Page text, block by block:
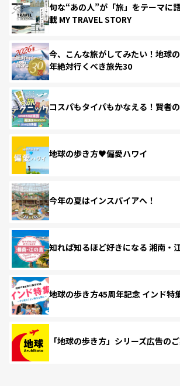
旬な“あの人”が「旅」をテーマに
載 MY TRAVEL STORY
今、こんな旅がしてみたい！地球
年絶対行くべき旅先30
コスパもタイパもかなえる！賢者
地球の歩き方♥偏愛ハワイ
今年の夏はインスパイアへ！
知れば知るほど好きになる 湘南・
地球の歩き方45周年記念 インド特
「地球の歩き方」シリーズ広告の